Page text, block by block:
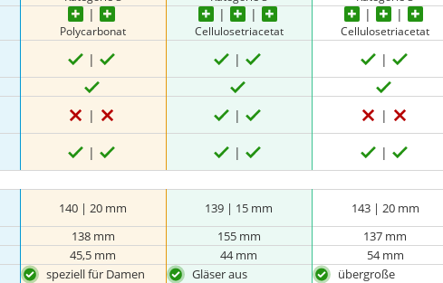
Polycarbonat Cellulosetriacetat Cellulosetriacetat
140 | 20 mm 139 | 15 mm 143 | 20 mm
138 mm 155 mm 137 mm
45,5 mm 44 mm 54 mm
speziell für Damen
Gläser aus
übergroße